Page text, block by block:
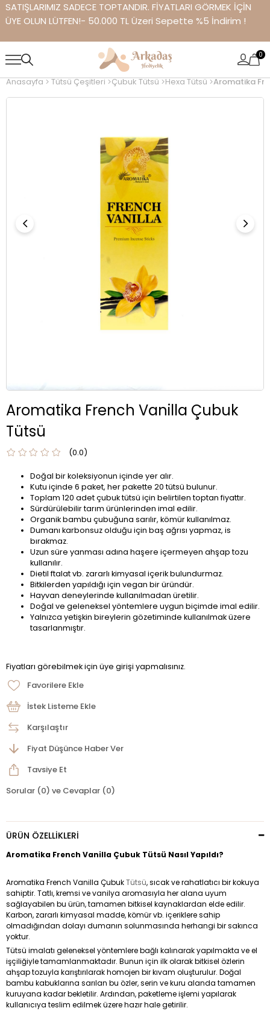
SATIŞLARIMIZ SADECE TOPTANDIR. FİYATLARI GÖRMEK İÇİN
ÜYE OLUN LÜTFEN!- 50.000 TL Üzeri Sepette %5 İndirim !
0
Anasayfa Tütsü Çeşitleri Çubuk Tütsü Hexa Tütsü Aromatika
Aromatika French Vanilla Çubuk
Tütsü
0.0
Doğal bir koleksiyonun içinde yer alır.
Kutu içinde 6 paket, her pakette 20 tütsü bulunur.
Toplam 120 adet çubuk tütsü için belirtilen toptan fiyattır.
Sürdürülebilir tarım ürünlerinden imal edilir.
Organik bambu çubuğuna sarılır, kömür kullanılmaz.
Dumanı karbonsuz olduğu için baş ağrısı yapmaz, is
bırakmaz.
Uzun süre yanması adına haşere içermeyen ahşap tozu
kullanılır.
Dietil ftalat vb. zararlı kimyasal içerik bulundurmaz.
Bitkilerden yapıldığı için vegan bir üründür.
Hayvan deneylerinde kullanılmadan üretilir.
Doğal ve geleneksel yöntemlere uygun biçimde imal edilir.
Yalnızca yetişkin bireylerin gözetiminde kullanılmak üzere
tasarlanmıştır.
Fiyatları görebilmek için üye girişi yapmalısınız.
Favorilere Ekle
İstek Listeme Ekle
Karşılaştır
Fiyat Düşünce Haber Ver
Tavsiye Et
Sorular (0) ve Cevaplar (0)
ÜRÜN ÖZELLIKLERI
Aromatika French Vanilla Çubuk Tütsü Nasıl Yapıldı?
Aromatika French Vanilla ÇubukTütsü, sıcak ve rahatlatıcı bir kokuya
sahiptir. Tatlı, kremsi ve vanilya aromasıyla her alana uyum
sağlayabilen bu ürün, tamamen bitkisel kaynaklardan elde edilir.
Karbon, zararlı kimyasal madde, kömür vb. içeriklere sahip
olmadığından dolayı dumanın solunmasında herhangi bir sakınca
yoktur.
Tütsü imalatı geleneksel yöntemlere bağlı kalınarak yapılmakta ve el
işçiliğiyle tamamlanmaktadır. Bunun için ilk olarak bitkisel özlerin
ahşap tozuyla karıştırılarak homojen bir kıvam oluşturulur. Doğal
bambu kabuklarına sarılan bu özler, serin ve kuru alanda tamamen
kuruyana kadar bekletilir. Ardından, paketleme işlemi yapılarak
kullanıcıya teslim edilmek üzere hazır hale getirilir.